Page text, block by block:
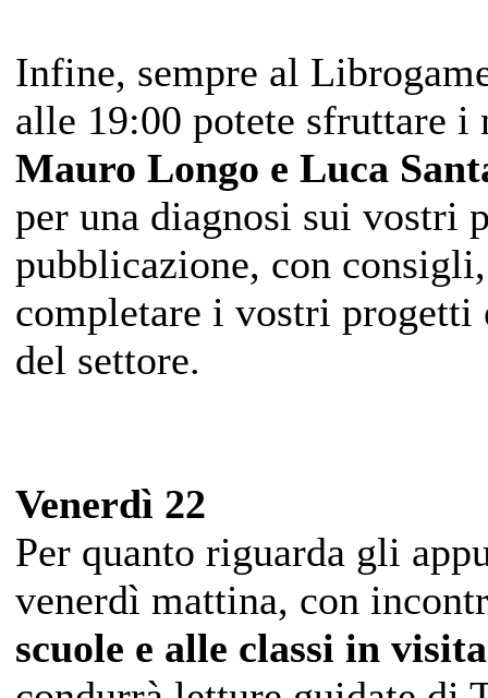
Infine, sempre al
alle 19:00 potete sfruttare
Mauro Longo e Luca
per una diagnosi sui vostri
pubblicazione, con
completare i vostri
del settore.
Venerdì 22
Per quanto riguarda gli
venerdì mattina, con
scuole e alle classi in visita